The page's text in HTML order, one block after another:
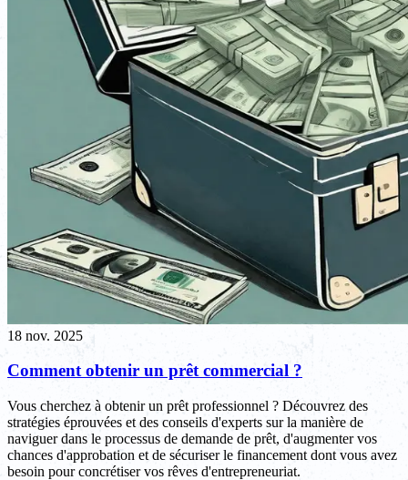
18 nov. 2025
Comment obtenir un prêt commercial ?
Vous cherchez à obtenir un prêt professionnel ? Découvrez des
stratégies éprouvées et des conseils d'experts sur la manière de
naviguer dans le processus de demande de prêt, d'augmenter vos
chances d'approbation et de sécuriser le financement dont vous avez
besoin pour concrétiser vos rêves d'entrepreneuriat.